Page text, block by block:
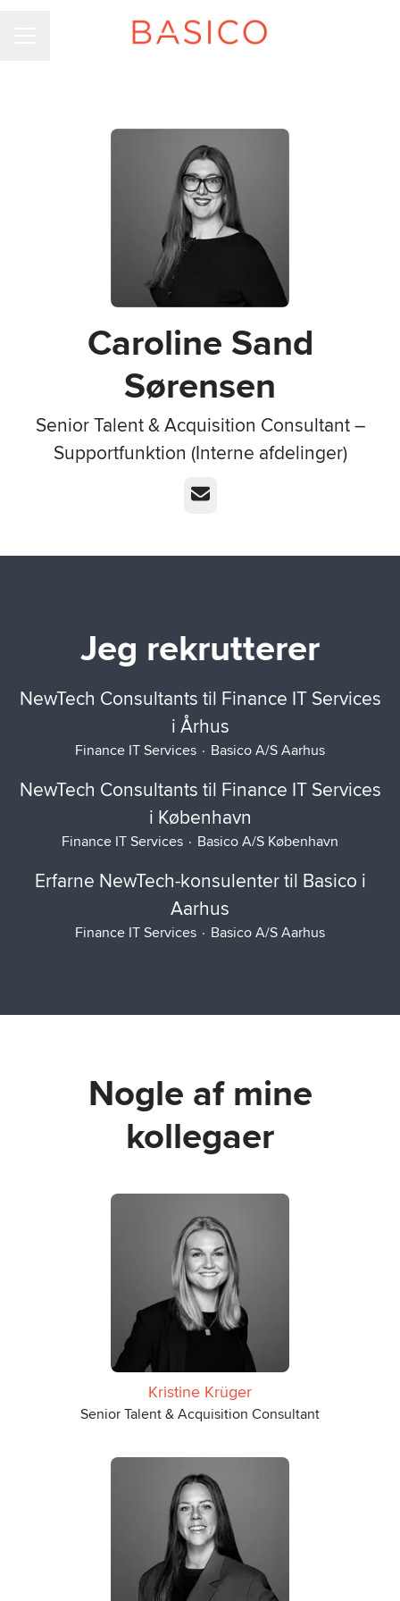
Caroline Sand
Sørensen
Senior Talent & Acquisition Consultant –
Supportfunktion (Interne afdelinger)
E-mail
Jeg rekrutterer
NewTech Consultants til Finance IT Services
i Århus
Finance IT Services · Basico A/S Aarhus
NewTech Consultants til Finance IT Services
i København
Finance IT Services · Basico A/S København
Erfarne NewTech-konsulenter til Basico i
Aarhus
Finance IT Services · Basico A/S Aarhus
Nogle af mine
kollegaer
Kristine Krüger
Senior Talent & Acquisition Consultant